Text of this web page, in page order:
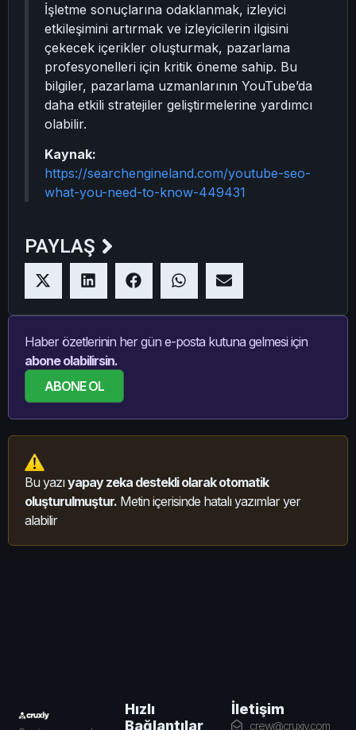
İşletme sonuçlarına odaklanmak, izleyici
etkileşimini artırmak ve izleyicilerin ilgisini
çekecek içerikler oluşturmak, pazarlama
profesyonelleri için kritik öneme sahip. Bu
bilgiler, pazarlama uzmanlarının YouTube’da
daha etkili stratejiler geliştirmelerine yardımcı
olabilir.
Kaynak:
https://searchengineland.com/youtube-seo-
what-you-need-to-know-449431
PAYLAŞ
Haber özetlerinin her gün e-posta kutuna gelmesi için
abone olabilirsin.
ABONE OL
Bu yazıyapay zeka destekli olarak otomatik
oluşturulmuştur. Metin içerisinde hatalı yazımlar yer
alabilir
Hızlı
Bağlantılar
İletişim
crew@cruxiy.com